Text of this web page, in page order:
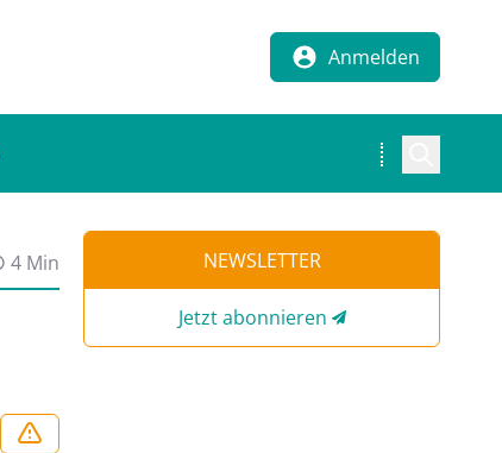
Anmelden
4 Min NEWSLETTER
Jetzt abonnieren